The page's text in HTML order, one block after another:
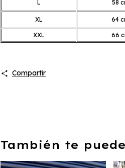
L 58
XL 64
XXL 66
Compartir
También te